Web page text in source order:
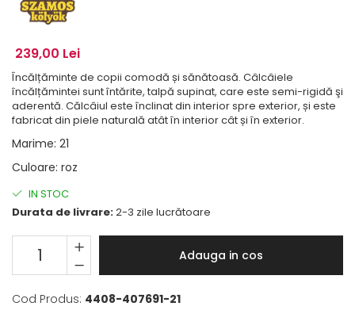
239,00 Lei
Încălțăminte de copii comodă și sănătoasă. Câlcâiele
încălțămintei sunt întărite, talpă supinat, care este semi-rigidă şi
aderentă. Călcâiul este înclinat din interior spre exterior, și este
fabricat din piele naturală atât în interior cât și în exterior.
Marime: 21
Culoare: roz
IN STOC
Durata de livrare:2-3 zile lucrătoare
Adauga in cos
Cod Produs: 4408-407691-21